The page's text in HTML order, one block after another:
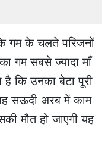
गम के चलते परिजनों
गम सबसे ज्यादा माँ
कि उनका बेटा पूरी
सऊदी अरब में काम
मौत हो जाएगी यह